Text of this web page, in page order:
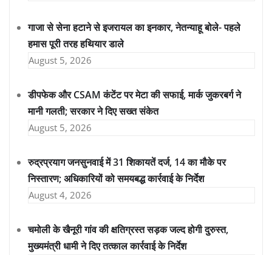
गाजा से सेना हटाने से इजरायल का इनकार, नेतन्याहू बोले- पहले
हमास पूरी तरह हथियार डाले
August 5, 2026
डीपफेक और CSAM कंटेंट पर मेटा की सफाई, मार्क जुकरबर्ग ने
मानी गलती; सरकार ने दिए सख्त संकेत
August 5, 2026
रुद्रप्रयाग जनसुनवाई में 31 शिकायतें दर्ज, 14 का मौके पर
निस्तारण; अधिकारियों को समयबद्ध कार्रवाई के निर्देश
August 4, 2026
चमोली के खैनूरी गांव की क्षतिग्रस्त सड़क जल्द होगी दुरुस्त,
मुख्यमंत्री धामी ने दिए तत्काल कार्रवाई के निर्देश